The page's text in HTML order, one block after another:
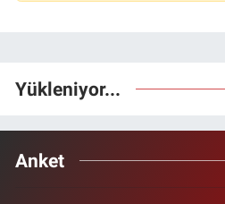
Yükleniyor...
Anket